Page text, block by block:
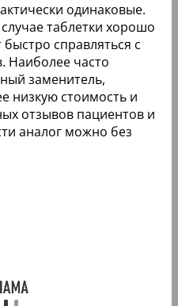
одинаковые.
таблетки хорошо
справляться с
Наиболее часто
заменитель,
низкую стоимость и
отзывов пациентов и
аналог можно без